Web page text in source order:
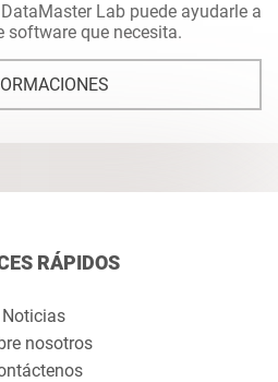
Lab puede ayudarle a
software que necesita.
RÁPIDOS
Noticias
nosotros